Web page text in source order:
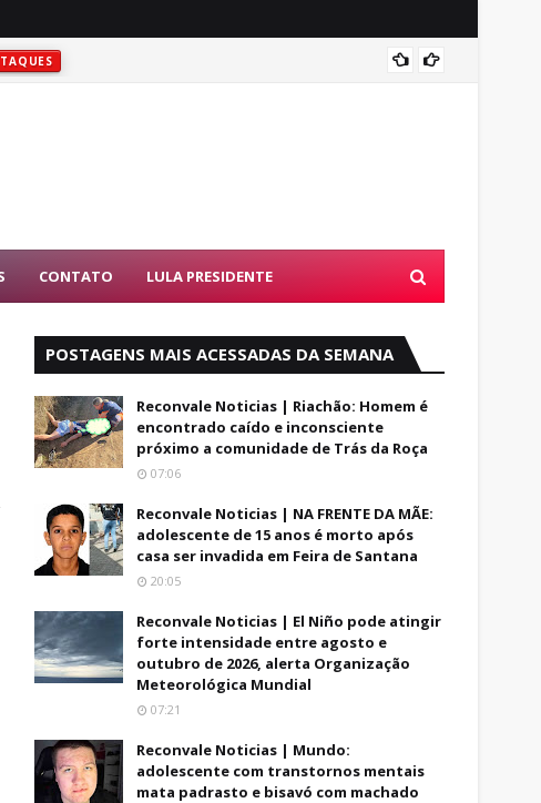
CONTATO LULA PRESIDENTE
POSTAGENS MAIS ACESSADAS DA SEMANA
Reconvale Noticias | Riachão: Homem é
encontrado caído e inconsciente
próximo a comunidade de Trás da Roça
07:06
Reconvale Noticias | NA FRENTE DA MÃE:
adolescente de 15 anos é morto após
casa ser invadida em Feira de Santana
20:05
Reconvale Noticias | El Niño pode atingir
forte intensidade entre agosto e
outubro de 2026, alerta Organização
Meteorológica Mundial
07:21
Reconvale Noticias | Mundo:
adolescente com transtornos mentais
mata padrasto e bisavó com machado